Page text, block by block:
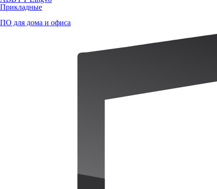
Прикладные
ПО для дома и офиса